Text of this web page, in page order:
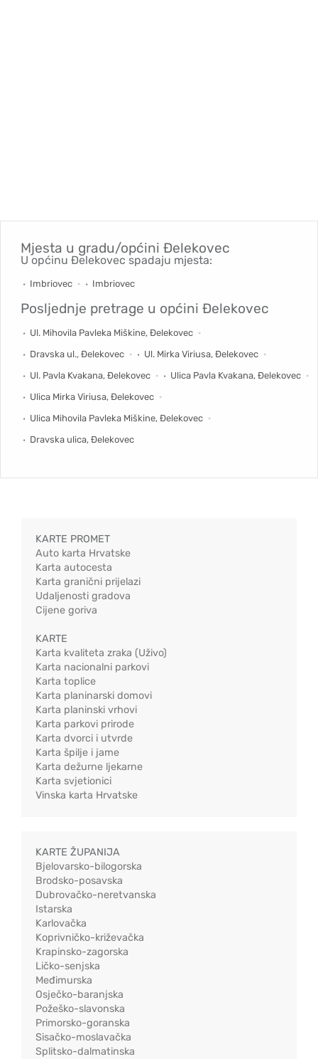
Mjesta u gradu/općini Đelekovec
U općinu Đelekovec spadaju mjesta:
Imbriovec Imbriovec
Posljednje pretrage u općini Đelekovec
Ul. Mihovila Pavleka Miškine, Đelekovec
Dravska ul., Đelekovec
Ul. Mirka Viriusa, Đelekovec
Ul. Pavla Kvakana, Đelekovec
Ulica Pavla Kvakana, Đelekovec
Ulica Mirka Viriusa, Đelekovec
Ulica Mihovila Pavleka Miškine, Đelekovec
Dravska ulica, Đelekovec
KARTE PROMET
Auto karta Hrvatske
Karta autocesta
Karta granični prijelazi
Udaljenosti gradova
Cijene goriva
KARTE
Karta kvaliteta zraka (Uživo)
Karta nacionalni parkovi
Karta toplice
Karta planinarski domovi
Karta planinski vrhovi
Karta parkovi prirode
Karta dvorci i utvrde
Karta špilje i jame
Karta dežurne ljekarne
Karta svjetionici
Vinska karta Hrvatske
KARTE ŽUPANIJA
Bjelovarsko-bilogorska
Brodsko-posavska
Dubrovačko-neretvanska
Istarska
Karlovačka
Koprivničko-križevačka
Krapinsko-zagorska
Ličko-senjska
Međimurska
Osječko-baranjska
Požeško-slavonska
Primorsko-goranska
Sisačko-moslavačka
Splitsko-dalmatinska